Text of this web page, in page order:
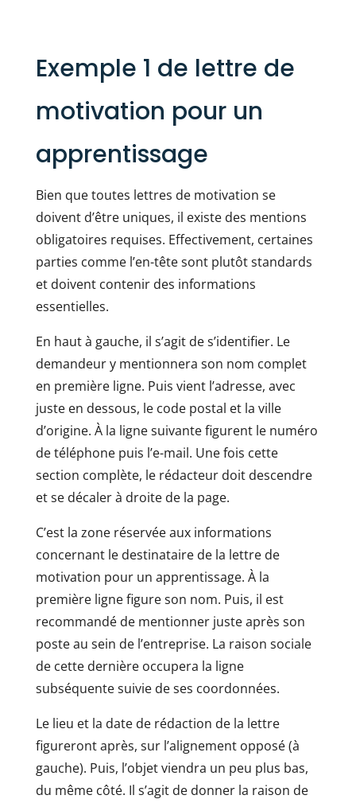
Exemple 1 de lettre de
motivation pour un
apprentissage
Bien que toutes lettres de motivation se
doivent d’être uniques, il existe des mentions
obligatoires requises. Effectivement, certaines
parties comme l’en-tête sont plutôt standards
et doivent contenir des informations
essentielles.
En haut à gauche, il s’agit de s’identifier. Le
demandeur y mentionnera son nom complet
en première ligne. Puis vient l’adresse, avec
juste en dessous, le code postal et la ville
d’origine. À la ligne suivante figurent le numéro
de téléphone puis l’e-mail. Une fois cette
section complète, le rédacteur doit descendre
et se décaler à droite de la page.
C’est la zone réservée aux informations
concernant le destinataire de la lettre de
motivation pour un apprentissage. À la
première ligne figure son nom. Puis, il est
recommandé de mentionner juste après son
poste au sein de l’entreprise. La raison sociale
de cette dernière occupera la ligne
subséquente suivie de ses coordonnées.
Le lieu et la date de rédaction de la lettre
figureront après, sur l’alignement opposé (à
gauche). Puis, l’objet viendra un peu plus bas,
du même côté. Il s’agit de donner la raison de